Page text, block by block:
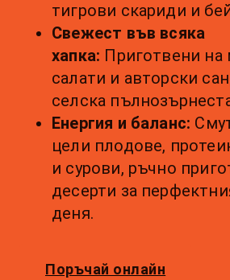
тигрови скариди и
Свежест във всяка
хапка: Приготвени
салати и авторски
селска
Енергия и баланс:
цели плодове,
и сурови, ръчно
десерти за
деня.
Поръчай онлайн